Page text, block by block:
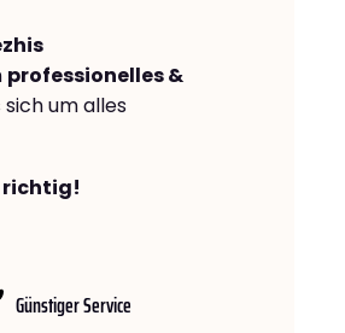
professionelles &
sich um alles
richtig!
Günstiger Service